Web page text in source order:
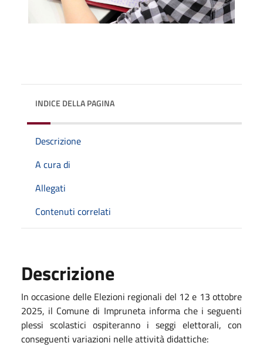
INDICE DELLA PAGINA
Descrizione
A cura di
Allegati
Contenuti correlati
Descrizione
In occasione delle Elezioni regionali del 12 e 13 ottobre
2025, il Comune di Impruneta informa che i seguenti
plessi scolastici ospiteranno i seggi elettorali, con
conseguenti variazioni nelle attività didattiche: